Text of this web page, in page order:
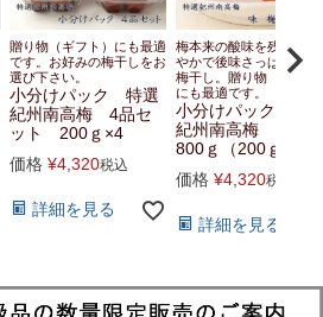
贈り物（ギフト）にも最適
です。お好みの梅干しをお
選び下さい。
小分けパック 特選
紀州南高梅 4品セ
ット 200ｇ×4
価格 ¥4,320税込
詳細を見る
梅本来の酸味を残し、ま
やかで後味さっぱりとし
梅干し。贈り物（ギフト
にも最適です。
小分けパック 特
紀州南高梅 味
800ｇ（200ｇ×4）
価格 ¥4,320税込
詳細を見る